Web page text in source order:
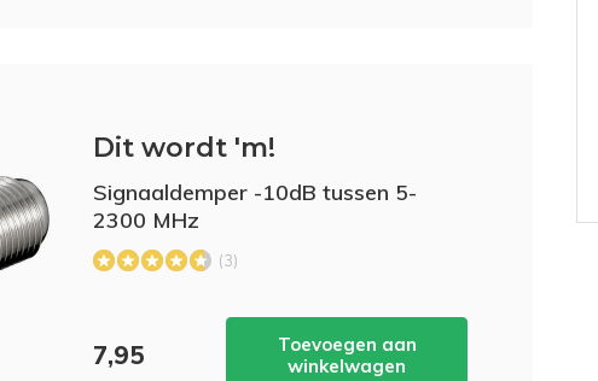
Dit wordt 'm!
Signaaldemper -10dB tussen 5-
2300 MHz
(3)
7,95
Toevoegen aan
winkelwagen